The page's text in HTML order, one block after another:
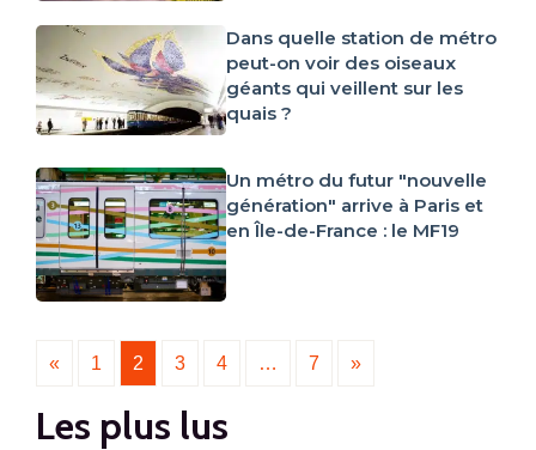
Dans quelle station de métro
peut-on voir des oiseaux
géants qui veillent sur les
quais ?
Un métro du futur "nouvelle
génération" arrive à Paris et
en Île-de-France : le MF19
« 1 2 3 4 … 7 »
Les plus lus